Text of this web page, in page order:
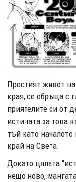
Простият живот
края, се обръща с
приятелите си от
истината за това
тъй като
край на Света.
Докато цялата
нещо ново,